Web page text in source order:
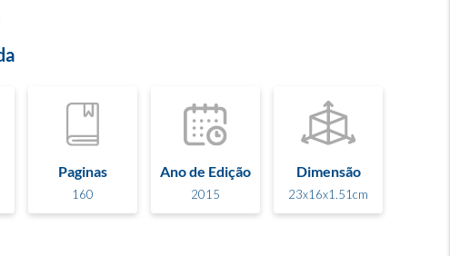
Paginas
160
Ano de Edição
2015
Dimensão
23x16x1.51cm